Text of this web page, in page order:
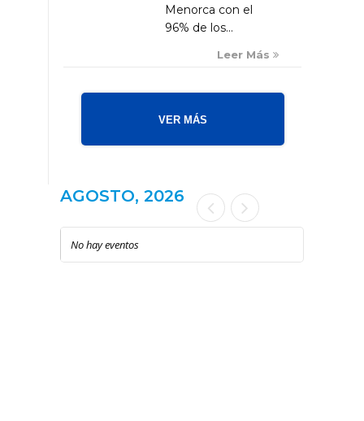
Menorca con el
96% de los...
Leer Más
VER MÁS
AGOSTO, 2026
No hay eventos